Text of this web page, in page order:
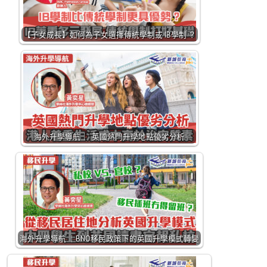
【子女成長】如何為子女選擇傳統學制或 IB學制 ？
海外升學導航｜ 英國熱門升學地點優劣分析
海外升學導航 ｜BNO移民政策下的英國升學模式轉變